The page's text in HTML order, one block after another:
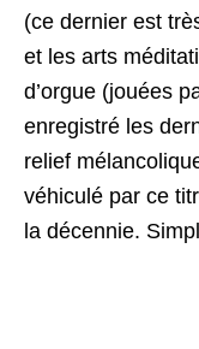
(ce dernier est
et les arts
d’orgue (jouées
enregistré les
relief
véhiculé par ce
la décennie.